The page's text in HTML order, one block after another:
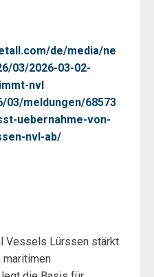
de/media/ne
03/2026-03-02-
nvl
03/meldungen/68573
uebernahme-von-
nvl-ab/
Vessels Lürssen stärkt
maritimen